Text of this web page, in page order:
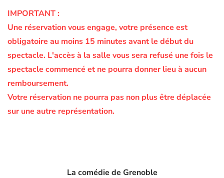
IMPORTANT :
Une réservation vous engage, votre présence est
obligatoire au moins 15 minutes avant le début du
spectacle. L'accès à la salle vous sera refusé une fois le
spectacle commencé et ne pourra donner lieu à aucun
remboursement.
Votre réservation ne pourra pas non plus être déplacée
sur une autre représentation.
La comédie de Grenoble